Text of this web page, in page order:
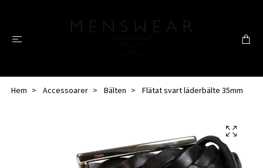
Hem Accessoarer Bälten Flätat svart läderbälte 35mm